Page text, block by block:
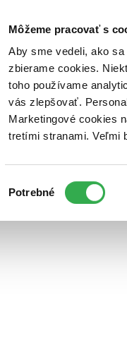
Môžeme pracovať s
Aby sme vedeli, ako
zbierame cookies.
toho používame
vás zlepšovať.
Marketingové cookies
tretími stranami. Veľmi
súhlasu
Potrebné
Poukážky Kontakt